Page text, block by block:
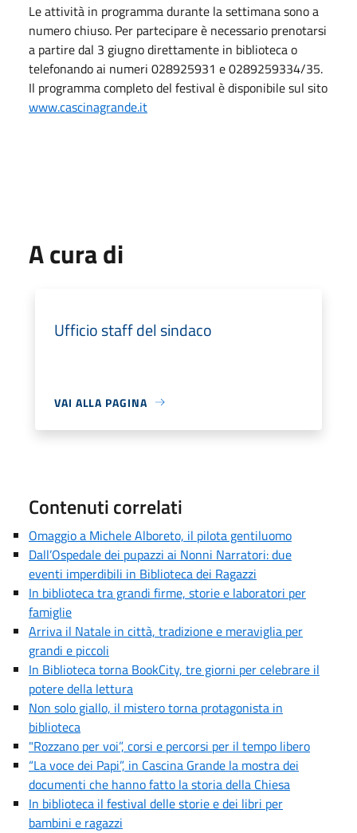
Le attività in programma durante la settimana sono a
numero chiuso. Per partecipare è necessario prenotarsi
a partire dal 3 giugno direttamente in biblioteca o
telefonando ai numeri 028925931 e 0289259334/35.
Il programma completo del festival è disponibile sul sito
www.cascinagrande.it
A cura di
Ufficio staff del sindaco
VAI ALLA PAGINA
Contenuti correlati
Omaggio a Michele Alboreto, il pilota gentiluomo
Dall’Ospedale dei pupazzi ai Nonni Narratori: due
eventi imperdibili in Biblioteca dei Ragazzi
In biblioteca tra grandi firme, storie e laboratori per
famiglie
Arriva il Natale in città, tradizione e meraviglia per
grandi e piccoli
In Biblioteca torna BookCity, tre giorni per celebrare il
potere della lettura
Non solo giallo, il mistero torna protagonista in
biblioteca
"Rozzano per voi”, corsi e percorsi per il tempo libero
“La voce dei Papi”, in Cascina Grande la mostra dei
documenti che hanno fatto la storia della Chiesa
In biblioteca il festival delle storie e dei libri per
bambini e ragazzi